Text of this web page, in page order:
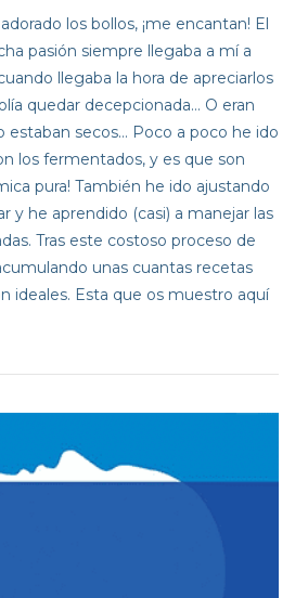
los bollos, ¡me encantan! El
pasión siempre llegaba a mí a
llegaba la hora de apreciarlos
quedar decepcionada… O eran
estaban secos… Poco a poco he ido
los fermentados, y es que son
pura! También he ido ajustando
y he aprendido (casi) a manejar las
Tras este costoso proceso de
unas cuantas recetas
ideales. Esta que os muestro aquí